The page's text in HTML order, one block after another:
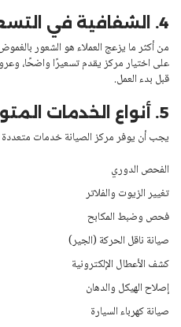
4. الشفافية في التسعير
من أكثر ما يزعج العملاء هو الشعور
على اختيار مركز يقدم تسعيرًا واضحًا،
قبل بدء العمل.
5. أنواع الخدمات المتوفرة
يجب أن يوفر مركز الصيانة خدمات
الفحص الدوري
تغيير الزيوت والفلاتر
فحص وضبط المكابح
صيانة ناقل الحركة (الجير)
كشف الأعطال الإلكترونية
إصلاح الهيكل والدهان
صيانة كهرباء السيارة